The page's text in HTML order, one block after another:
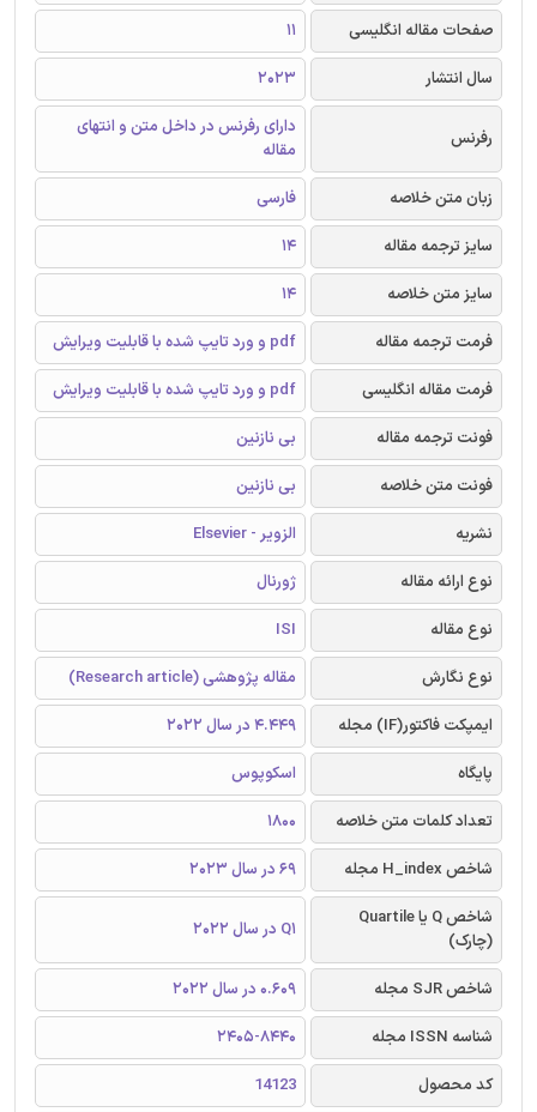
صفحات مقاله انگلیسی
11
سال انتشار
2023
رفرنس
دارای رفرنس در داخل متن و انتهای
مقاله
زبان متن خلاصه
فارسی
سایز ترجمه مقاله
14
سایز متن خلاصه
14
فرمت ترجمه مقاله
pdf و ورد تایپ شده با قابلیت ویرایش
فرمت مقاله انگلیسی
pdf و ورد تایپ شده با قابلیت ویرایش
فونت ترجمه مقاله
بی نازنین
فونت متن خلاصه
بی نازنین
نشریه
الزویر - Elsevier
نوع ارائه مقاله
ژورنال
نوع مقاله
ISI
نوع نگارش
مقاله پژوهشی (Research article)
ایمپکت فاکتور(IF) مجله
4.449 در سال 2022
پایگاه
اسکوپوس
تعداد کلمات متن خلاصه
1800
شاخص H_index مجله
69 در سال 2023
شاخص Q یا Quartile
(چارک)
Q1 در سال 2022
شاخص SJR مجله
0.609 در سال 2022
شناسه ISSN مجله
2405-8440
کد محصول
14123